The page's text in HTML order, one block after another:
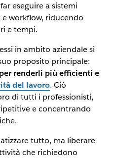
eseguire a sistemi
workflow, riducendo
e tempi.
in ambito aziendale si
proposito principale:
renderli più efficienti e
del lavoro. Ciò
di tutti i professionisti,
e concentrando
tutto, ma liberare
che richiedono